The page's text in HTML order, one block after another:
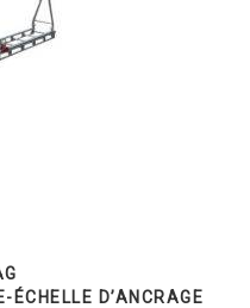
ÉCHELLE D’ANCRAGE